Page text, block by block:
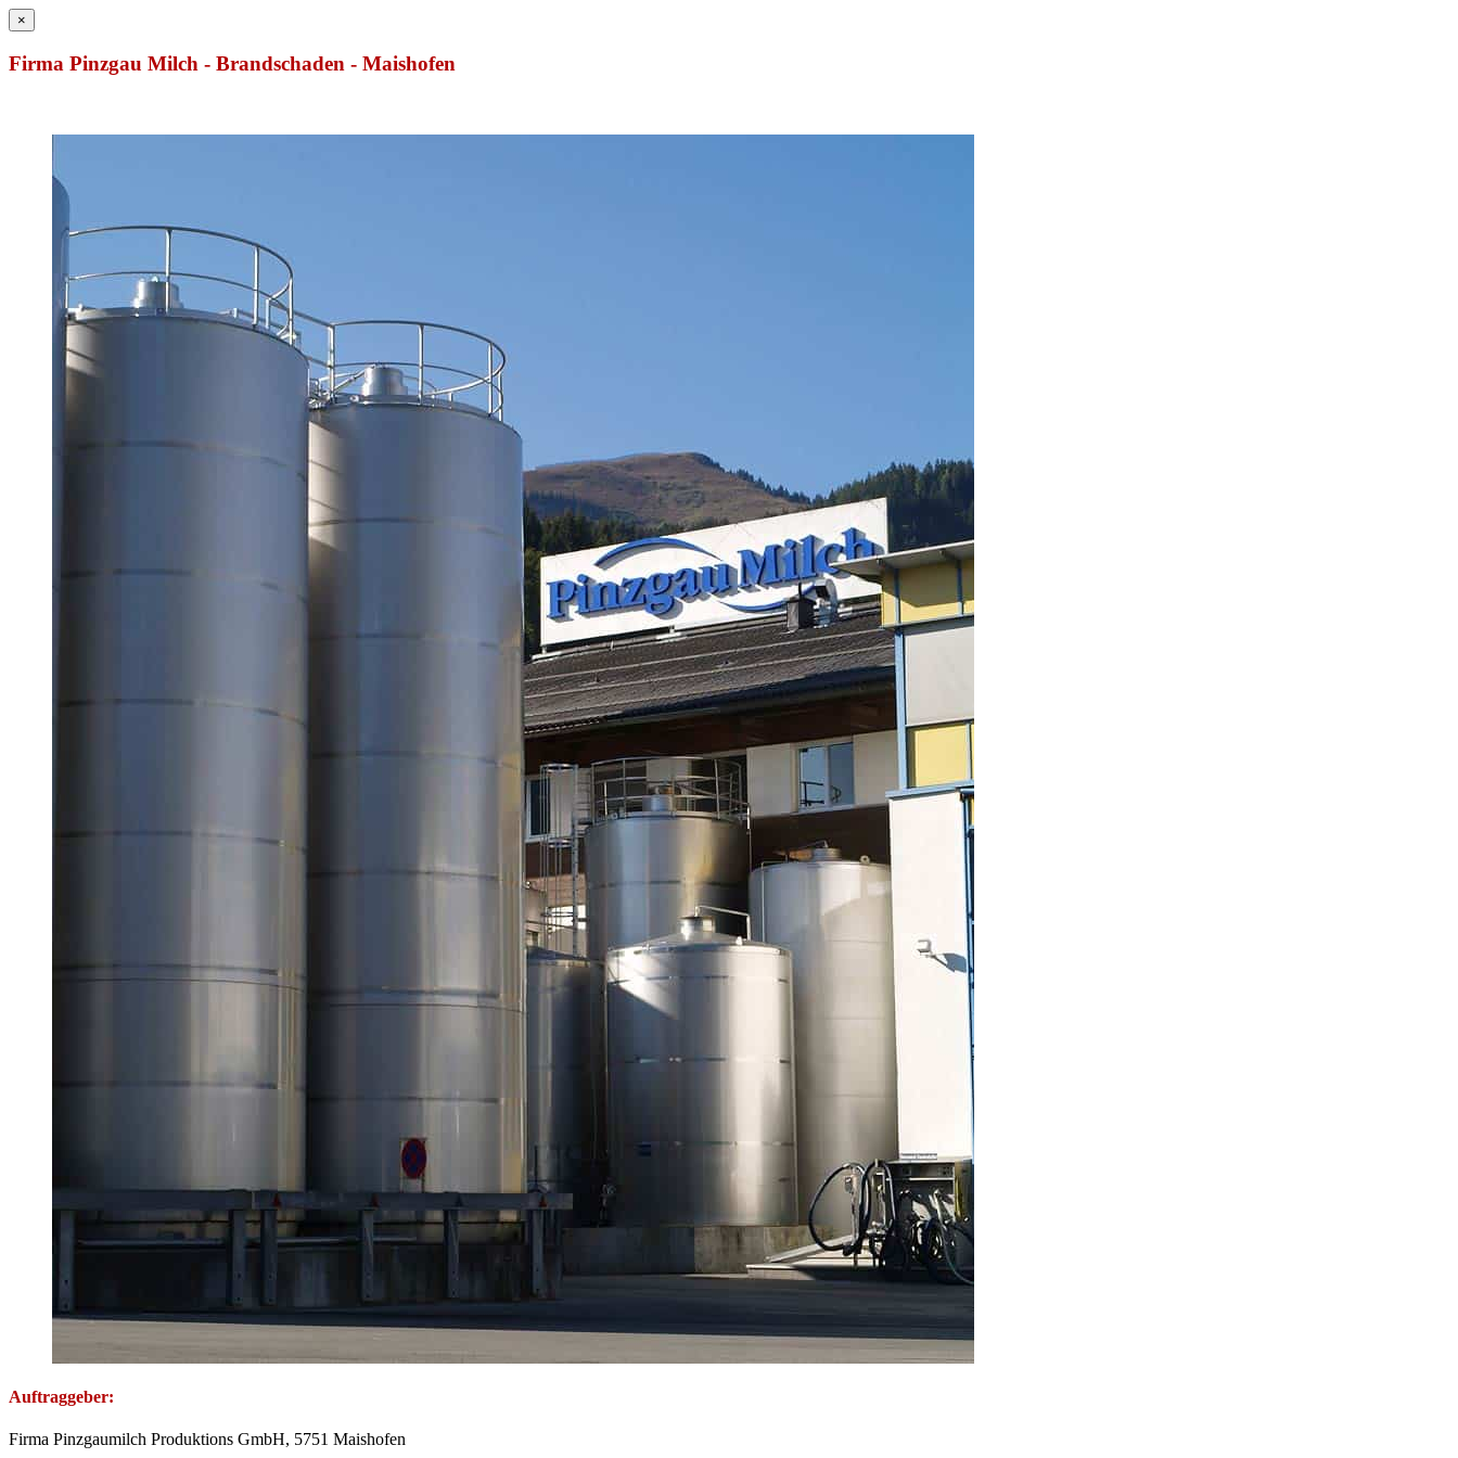
×
Firma Pinzgau Milch - Brandschaden - Maishofen
Auftraggeber:
Firma Pinzgaumilch Produktions GmbH, 5751 Maishofen